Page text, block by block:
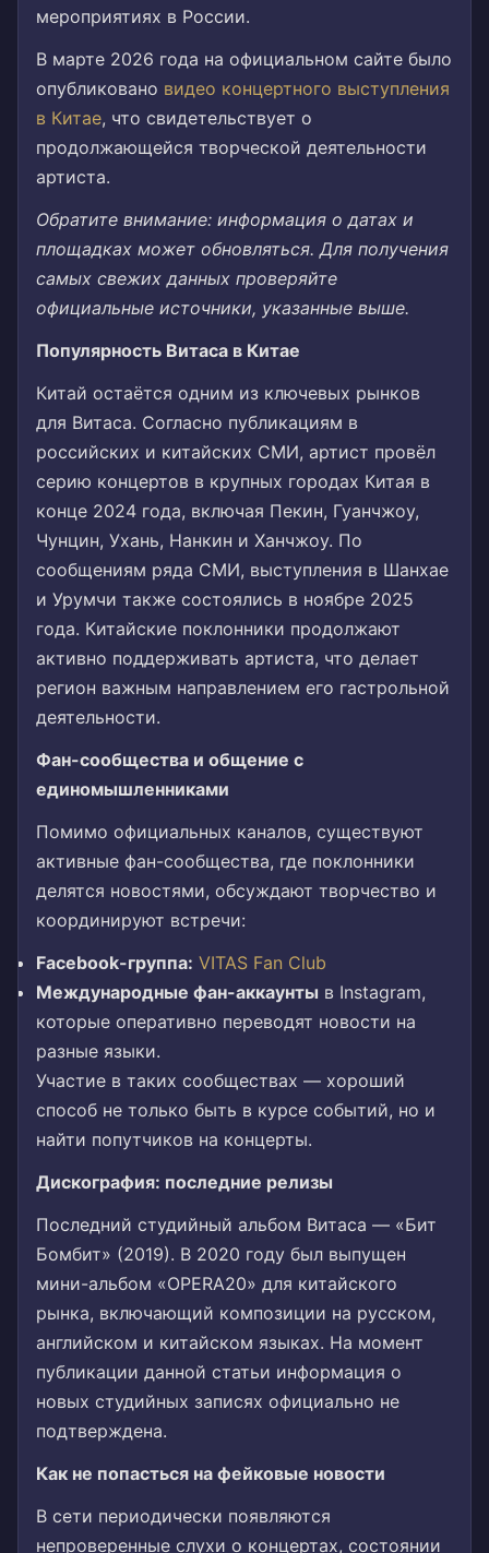
мероприятиях в России.
В марте 2026 года на официальном сайте было
опубликовано видео концертного выступления
в Китае, что свидетельствует о
продолжающейся творческой деятельности
артиста.
Обратите внимание: информация о датах и
площадках может обновляться. Для получения
самых свежих данных проверяйте
официальные источники, указанные выше.
Популярность Витаса в Китае
Китай остаётся одним из ключевых рынков
для Витаса. Согласно публикациям в
российских и китайских СМИ, артист провёл
серию концертов в крупных городах Китая в
конце 2024 года, включая Пекин, Гуанчжоу,
Чунцин, Ухань, Нанкин и Ханчжоу. По
сообщениям ряда СМИ, выступления в Шанхае
и Урумчи также состоялись в ноябре 2025
года. Китайские поклонники продолжают
активно поддерживать артиста, что делает
регион важным направлением его гастрольной
деятельности.
Фан-сообщества и общение с
единомышленниками
Помимо официальных каналов, существуют
активные фан-сообщества, где поклонники
делятся новостями, обсуждают творчество и
координируют встречи:
Facebook-группа: VITAS Fan Club
Международные фан-аккаунты в Instagram,
которые оперативно переводят новости на
разные языки.
Участие в таких сообществах — хороший
способ не только быть в курсе событий, но и
найти попутчиков на концерты.
Дискография: последние релизы
Последний студийный альбом Витаса — «Бит
Бомбит» (2019). В 2020 году был выпущен
мини-альбом «OPERA20» для китайского
рынка, включающий композиции на русском,
английском и китайском языках. На момент
публикации данной статьи информация о
новых студийных записях официально не
подтверждена.
Как не попасться на фейковые новости
В сети периодически появляются
непроверенные слухи о концертах, состоянии